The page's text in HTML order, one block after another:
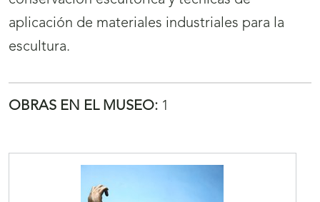
aplicación de materiales industriales para la
escultura.
OBRAS EN EL MUSEO: 1